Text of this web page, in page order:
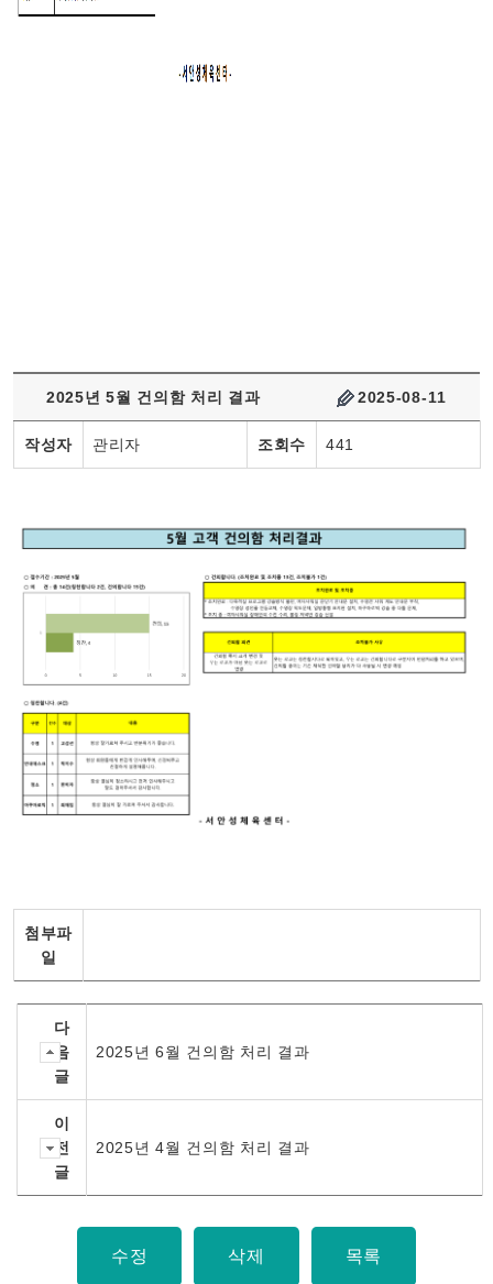
2025년 5월 건의함 처리 결과 2025-08-11
작성자 관리자 조회수 441
첨부파
일
다
음
글
2025년 6월 건의함 처리 결과
이
전
글
2025년 4월 건의함 처리 결과
수정 삭제 목록